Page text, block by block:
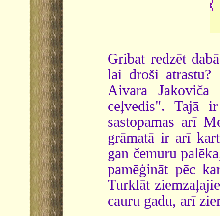
Gribat redzēt
lai droši atrastu?
Aivara Jakoviča
ceļvedis". Tajā
sastopamas arī
grāmatā ir arī
gan čemuru
pamēģināt pēc
Turklāt
cauru gadu, arī